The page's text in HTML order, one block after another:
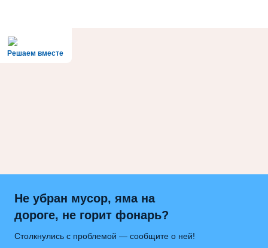
Решаем вместе
Не убран мусор, яма на
дороге, не горит фонарь?
Столкнулись с проблемой — сообщите о ней!